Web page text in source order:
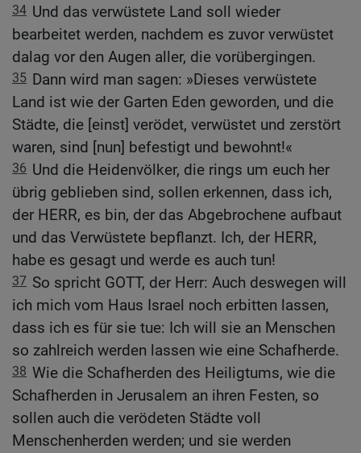
34 Und das verwüstete Land soll wieder
bearbeitet werden, nachdem es zuvor verwüstet
dalag vor den Augen aller, die vorübergingen.
35 Dann wird man sagen: »Dieses verwüstete
Land ist wie der Garten Eden geworden, und die
Städte, die [einst] verödet, verwüstet und zerstört
waren, sind [nun] befestigt und bewohnt!«
36 Und die Heidenvölker, die rings um euch her
übrig geblieben sind, sollen erkennen, dass ich,
der HERR, es bin, der das Abgebrochene aufbaut
und das Verwüstete bepflanzt. Ich, der HERR,
habe es gesagt und werde es auch tun!
37 So spricht GOTT, der Herr: Auch deswegen will
ich mich vom Haus Israel noch erbitten lassen,
dass ich es für sie tue: Ich will sie an Menschen
so zahlreich werden lassen wie eine Schafherde.
38 Wie die Schafherden des Heiligtums, wie die
Schafherden in Jerusalem an ihren Festen, so
sollen auch die verödeten Städte voll
Menschenherden werden; und sie werden